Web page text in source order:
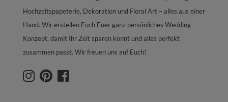
Hochzeitspapeterie, Dekoration und Floral Art – alles aus einer
Hand. Wir erstellen Euch Euer ganz persönliches Wedding-
Konzept, damit Ihr Zeit sparen könnt und alles perfekt
zusammen passt. Wir freuen uns auf Euch!